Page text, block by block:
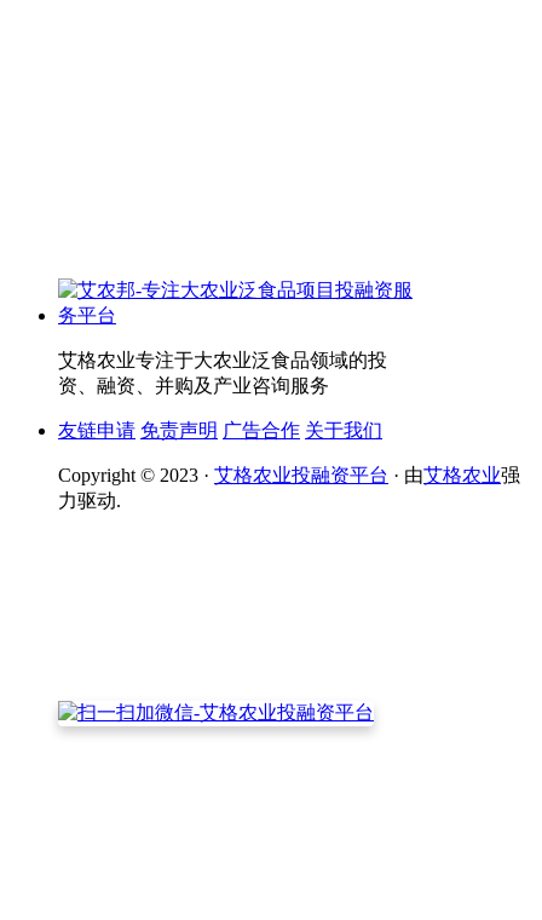
艾格农业专注于大农业泛食品领域的投
资、融资、并购及产业咨询服务
友链申请 免责声明 广告合作 关于我们
Copyright © 2023 · 艾格农业投融资平台 · 由艾格农业强
力驱动.